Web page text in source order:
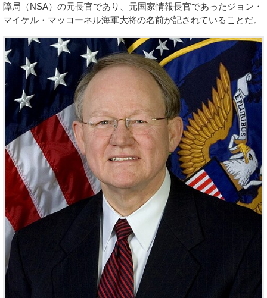
障局（NSA）の元長官であり、元国家情報長官であったジョン・
マイケル・マッコーネル海軍大将の名前が記されていることだ。